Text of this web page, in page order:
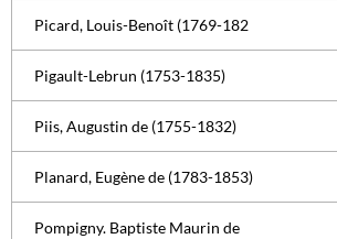
Picard, Louis-Benoît (1769-182
Pigault-Lebrun (1753-1835)
Piis, Augustin de (1755-1832)
Planard, Eugène de (1783-1853)
Pompigny. Baptiste Maurin de